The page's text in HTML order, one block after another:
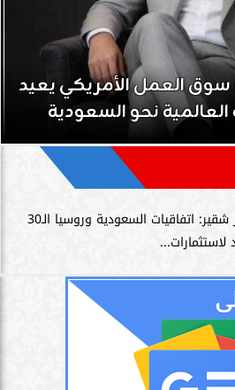
العمل الأمريكي يعيد
نحو السعودية
سامر شقير: اتفاقيات السعودية وروسيا الـ30